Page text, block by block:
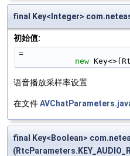
final Key<Integer>
初始值:
=
new
语音播放采样率设置
在文件
final Key<Boolean>